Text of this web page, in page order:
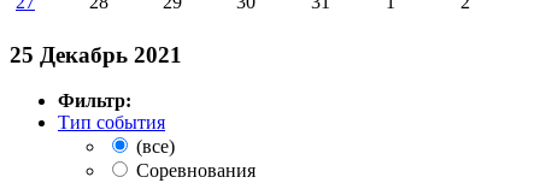
25 Декабрь 2021
Фильтр:
Тип события
(все)
Соревнования